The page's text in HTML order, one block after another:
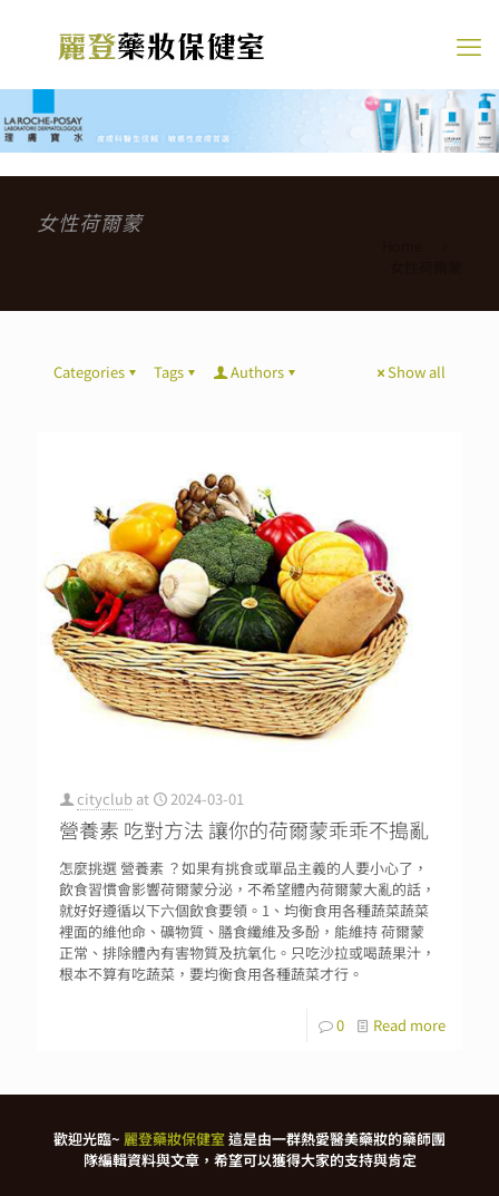
女性荷爾蒙
Categories Tags Authors Show all
cityclub at 2024-03-01
營養素 吃對方法 讓你的荷爾蒙乖乖不搗亂
怎麼挑選 營養素 ？如果有挑食或單品主義的人要小心了，
飲食習慣會影響荷爾蒙分泌，不希望體內荷爾蒙大亂的話，
就好好遵循以下六個飲食要領。1、均衡食用各種蔬菜蔬菜
裡面的維他命、礦物質、膳食纖維及多酚，能維持 荷爾蒙
正常、排除體內有害物質及抗氧化。只吃沙拉或喝蔬果汁，
根本不算有吃蔬菜，要均衡食用各種蔬菜才行。
0 Read more
歡迎光臨~ 麗登藥妝保健室這是由一群熱愛醫美藥妝的藥師團
隊編輯資料與文章，希望可以獲得大家的支持與肯定